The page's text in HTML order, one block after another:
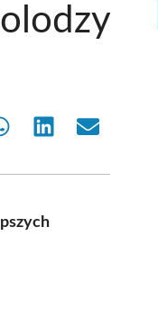
Share Share